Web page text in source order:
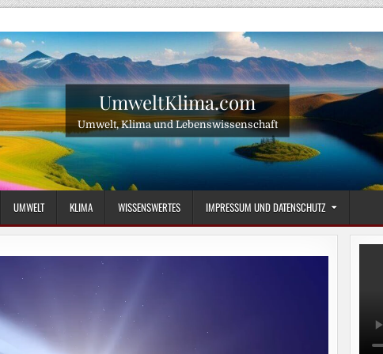
UmweltKlima.com
Umwelt, Klima und Lebenswissenschaft
UMWELT KLIMA WISSENSWERTES IMPRESSUM UND DATENSCHUTZ